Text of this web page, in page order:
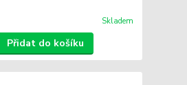
Skladem
Přidat do košíku